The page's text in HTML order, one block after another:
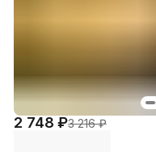
2 748 ₽3 216 ₽